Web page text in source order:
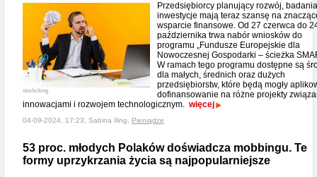
stockcking
Przedsiębiorcy planujący rozwój,
inwestycje mają teraz szansę na
wsparcie finansowe. Od 27 czerwca do
października trwa nabór wniosków do
programu „Fundusze Europejskie dla
Nowoczesnej Gospodarki – ścieżka
W ramach tego programu dostępne są
dla małych, średnich oraz dużych
przedsiębiorstw, które będą mogły
dofinansowanie na różne projekty
innowacjami i rozwojem technologicznym. więcej
04-09-2024, 17:23, Sabina Iling, Pieniądze
53 proc. młodych Polaków doświadcza mobbingu. Te
formy uprzykrzania życia są najpopularniejsze